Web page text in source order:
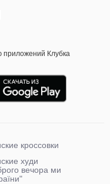
приложений Клубка
кроссовки
худи
вечора ми